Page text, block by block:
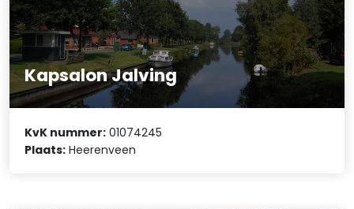
Kapsalon Jalving
KvK nummer: 01074245
Plaats: Heerenveen